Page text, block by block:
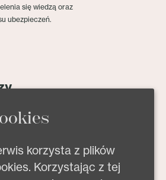
się wiedzą oraz
ubezpieczeń.
korzysta z plików
Korzystając z tej